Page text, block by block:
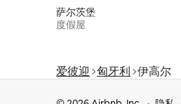
萨尔茨堡
度假屋
爱彼迎 匈牙利 伊高尔